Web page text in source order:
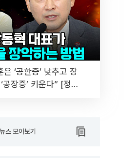
은 ‘공한증’ 낮추고 장
공장증’ 키운다” [정치
스 모아보기